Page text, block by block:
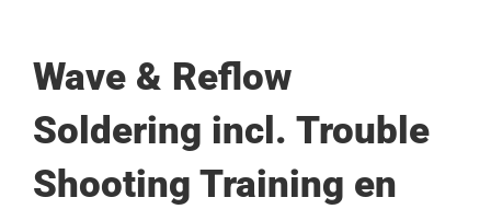
Wave & Reflow
Soldering incl. Trouble
Shooting Training en